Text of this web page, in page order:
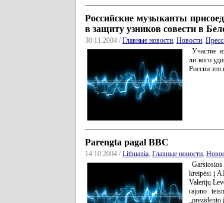
Российские музыканты
в защиту узников совести в
30.11.2004 / Главные новости Новости
Участие
ли кого
России
Parengta pagal BBC
14.10.2004 / Lithuania Главные новости
kreipėsi į
Valerijų
rajono
„prezidento